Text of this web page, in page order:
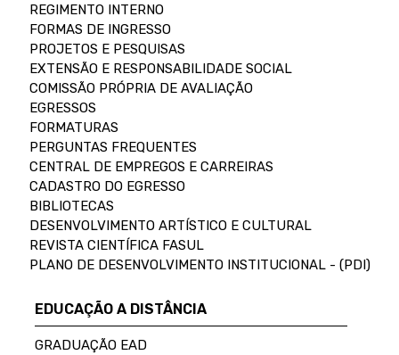
REGIMENTO INTERNO
FORMAS DE INGRESSO
PROJETOS E PESQUISAS
EXTENSÃO E RESPONSABILIDADE SOCIAL
COMISSÃO PRÓPRIA DE AVALIAÇÃO
EGRESSOS
FORMATURAS
PERGUNTAS FREQUENTES
CENTRAL DE EMPREGOS E CARREIRAS
CADASTRO DO EGRESSO
BIBLIOTECAS
DESENVOLVIMENTO ARTÍSTICO E CULTURAL
REVISTA CIENTÍFICA FASUL
PLANO DE DESENVOLVIMENTO INSTITUCIONAL - (PDI)
EDUCAÇÃO A DISTÂNCIA
GRADUAÇÃO EAD